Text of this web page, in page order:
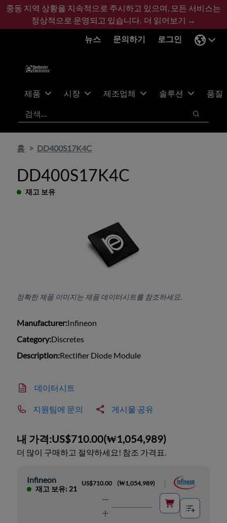
기
콘
바
글
중동 지역 상황을 지속적으로 주시하고 있으며, 모든 서비스는
정상적으로 운영되고 있습니다. 더 읽어보기 →
뉴스
문의하기 로그인
제품 시장 제조업체 솔루션
품질
검색
검색
홈 DD400S17K4C
DD400S17K4C
재고 보유
정확한 제품 이미지는 제품 데이터시트를 참조하세요.
Manufacturer:Infineon
Category:Discretes
Description:Rectifier Diode Module
데이터시트
지원팀에 문의 게시물 공유
내 가격:US$710.00(₩1,054,989)
더 많이 구매하고 절약하세요! 참조 가격표.
Infineon
재고 보유: 21
US$710.00 (₩1,054,989)